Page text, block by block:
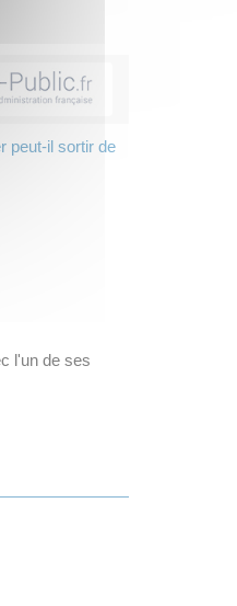
peut-il sortir de
l'un de ses